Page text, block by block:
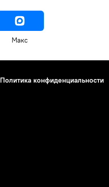
Макс
Политика конфиденциальности